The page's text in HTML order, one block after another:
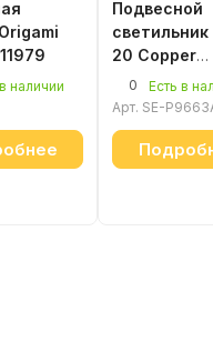
наличии
Подвесной
светильник
20 Copper
(уценка)
0
Есть в
Арт. SE-